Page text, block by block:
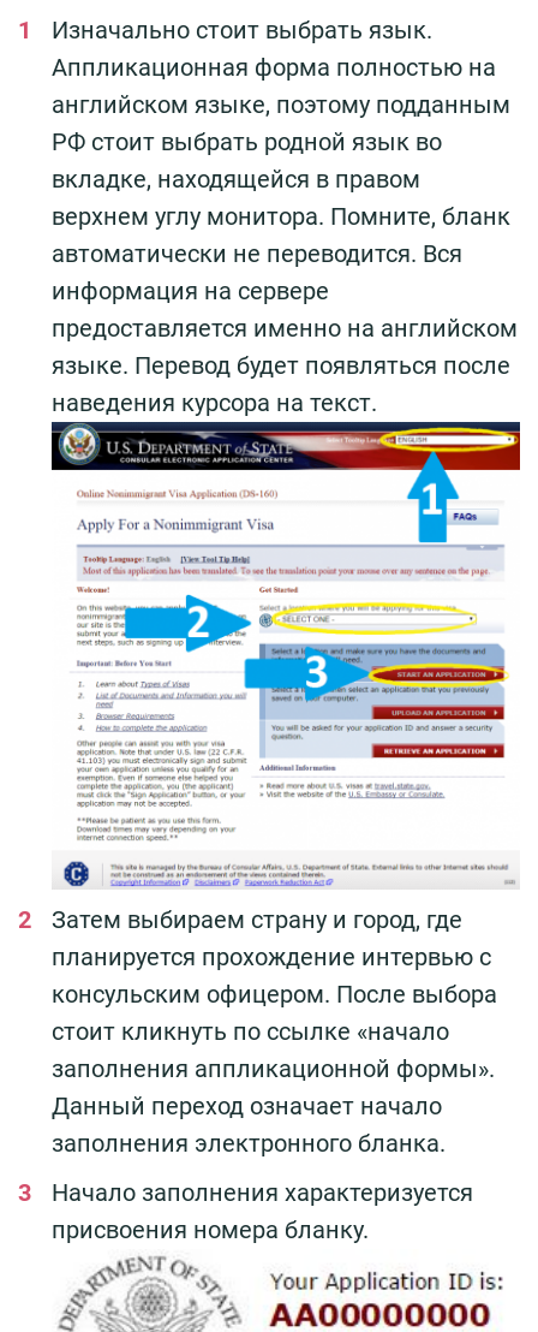
Изначально стоит выбрать язык.
Аппликационная форма полностью на
английском языке, поэтому подданным
РФ стоит выбрать родной язык во
вкладке, находящейся в правом
верхнем углу монитора. Помните, бланк
автоматически не переводится. Вся
информация на сервере
предоставляется именно на английском
языке. Перевод будет появляться после
наведения курсора на текст.
Затем выбираем страну и город, где
планируется прохождение интервью с
консульским офицером. После выбора
стоит кликнуть по ссылке «начало
заполнения аппликационной формы».
Данный переход означает начало
заполнения электронного бланка.
Начало заполнения характеризуется
присвоения номера бланку.